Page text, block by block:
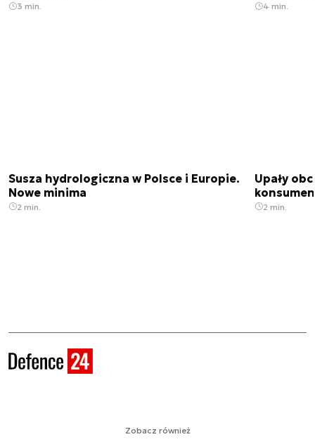
3 min. 4 min.
Susza hydrologiczna w Polsce i Europie.
Nowe minima
2 min.
Upały
2 min.
Zobacz również